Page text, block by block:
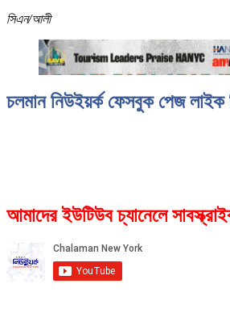
সিএন/আলী
চলমান নিউইয়র্ক ফেসবুক পেজ লাইক
আমাদের ইউটিউব চ্যানেলে